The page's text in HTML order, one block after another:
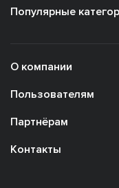
Популярные
О компании
Пользователям
Партнёрам
Контакты